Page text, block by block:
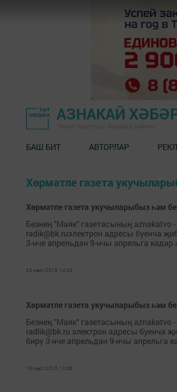
АЗНАКАЙ
БАШ БИТ АВТОРЛАР
Хөрмәтле газета
Хөрмәтле газета укучыларыбыз һәм
Безнең "Маяк" газетасының aznakatvo -
radik@bk.ruэлектрон адресы буенча
3-нче апрельдән 9-нчы апрельга кадәр
23 март 2015, 14:33
Хөрмәтле газета укучыларыбыз һәм
Безнең "Маяк" газетасының aznakatvo -
radlik@bk.ru электрон адресы буенча
бирү 3-нче апрельдән 9-нчы апрельга
19 март 2015, 10:06